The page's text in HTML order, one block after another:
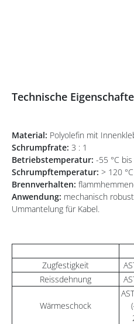
Technische
Material: Polyolefin mit
Schrumpfrate: 3 : 1
Betriebstemperatur: -55 °C
Schrumpftemperatur: > 120 °C
Brennverhalten:
Anwendung: mechanisch
Ummantelung für Kabel.
Zugfestigkeit
Reissdehnung
Wärmeschock